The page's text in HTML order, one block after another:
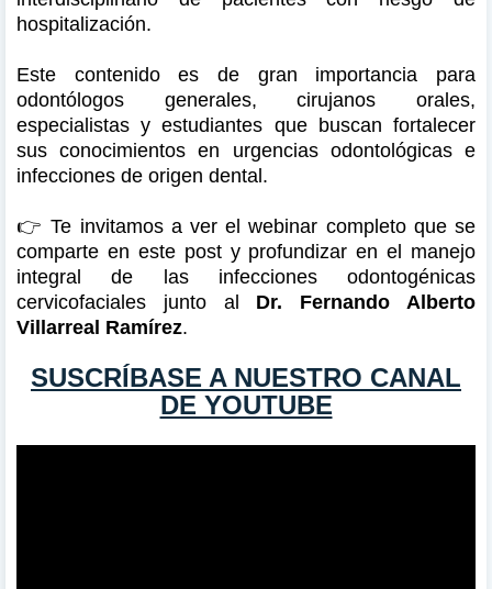
hospitalización.
Este contenido es de gran importancia para
odontólogos generales, cirujanos orales,
especialistas y estudiantes que buscan fortalecer
sus conocimientos en urgencias odontológicas e
infecciones de origen dental.
👉 Te invitamos a ver el webinar completo que se
comparte en este post y profundizar en el manejo
integral de las infecciones odontogénicas
cervicofaciales junto al Dr. Fernando Alberto
Villarreal Ramírez.
SUSCRÍBASE A NUESTRO CANAL
DE YOUTUBE